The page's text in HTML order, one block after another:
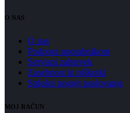
O NAS
O nas
Podpora uporabnikom
Servisni zahtevek
Zasebnost in piškotki
Splošni pogoji poslovanja
MOJ RAČUN